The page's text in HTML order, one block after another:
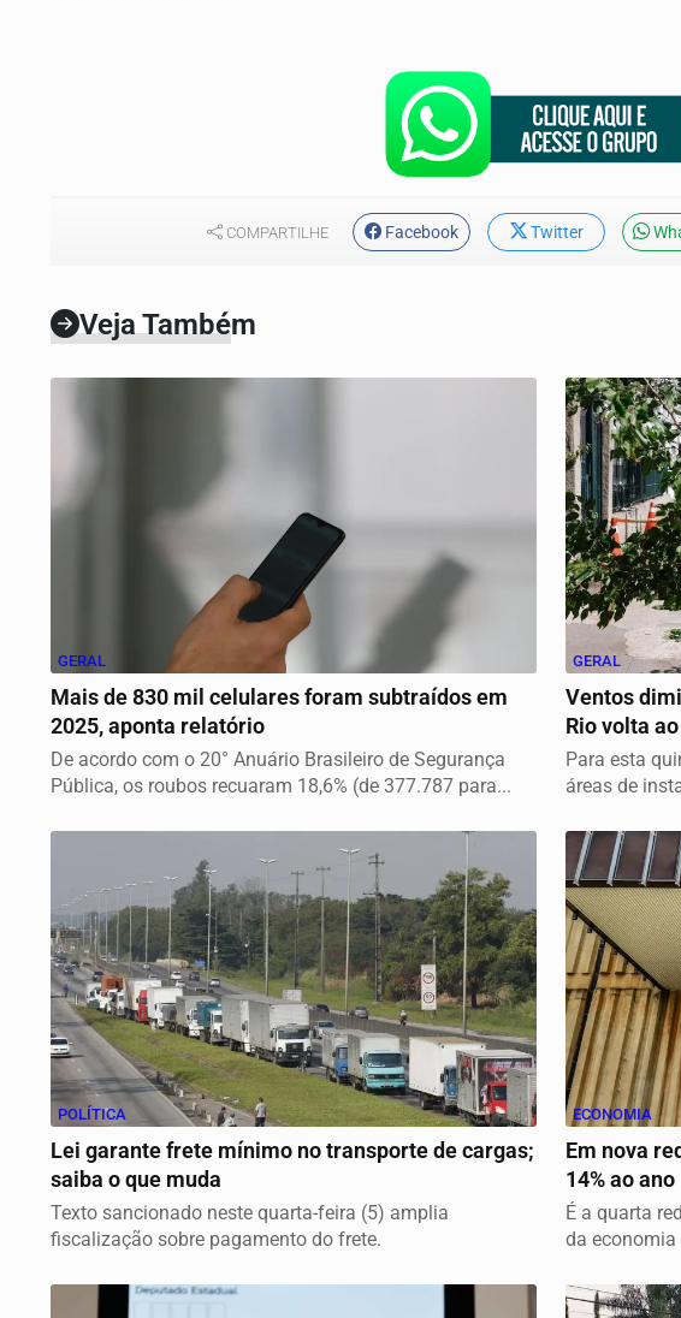
COMPARTILHE Facebook Twitter
Veja Também
GERAL
Mais de 830 mil celulares foram subtraídos em
2025, aponta relatório
De acordo com o 20° Anuário Brasileiro de Segurança
Pública, os roubos recuaram 18,6% (de 377.787 para...
GERAL
Ventos
Rio volta
Para esta
áreas de
POLÍTICA
Lei garante frete mínimo no transporte de cargas;
saiba o que muda
Texto sancionado neste quarta-feira (5) amplia
fiscalização sobre pagamento do frete.
ECONOMIA
Em nova
14% ao ano
É a quarta
da economia